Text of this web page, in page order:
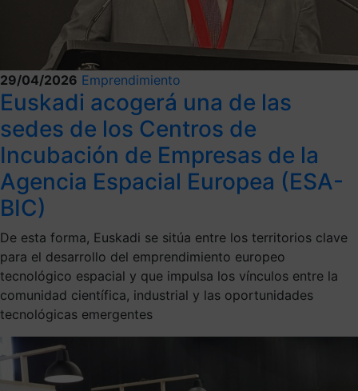
29/04/2026 Emprendimiento
Euskadi acogerá una de las
sedes de los Centros de
Incubación de Empresas de la
Agencia Espacial Europea (ESA-
BIC)
De esta forma, Euskadi se sitúa entre los territorios clave
para el desarrollo del emprendimiento europeo
tecnológico espacial y que impulsa los vínculos entre la
comunidad científica, industrial y las oportunidades
tecnológicas emergentes